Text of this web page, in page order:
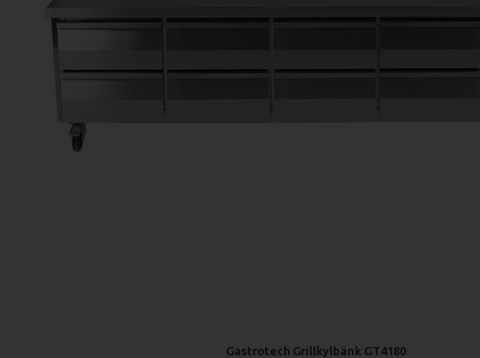
Gastrotech Grillkylbänk GT4180